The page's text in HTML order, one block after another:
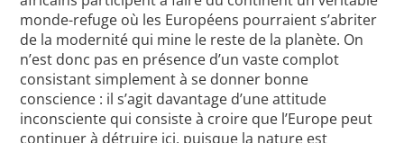
monde-refuge où les Européens pourraient s’abriter
de la modernité qui mine le reste de la planète. On
n’est donc pas en présence d’un vaste complot
consistant simplement à se donner bonne
conscience : il s’agit davantage d’une attitude
inconsciente qui consiste à croire que l’Europe peut
continuer à détruire ici, puisque la nature est